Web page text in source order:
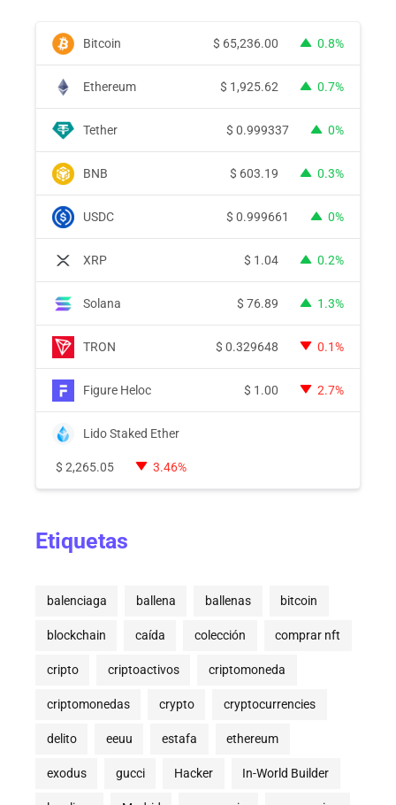
Bitcoin $ 65,236.00 0.8%
Ethereum $ 1,925.62 0.7%
Tether $ 0.999337 0%
BNB $ 603.19 0.3%
USDC $ 0.999661 0%
XRP $ 1.04 0.2%
Solana $ 76.89 1.3%
TRON $ 0.329648 0.1%
Figure Heloc $ 1.00 2.7%
Lido Staked Ether
$ 2,265.05 3.46%
Etiquetas
balenciaga ballena ballenas bitcoin
blockchain caída colección comprar nft
cripto criptoactivos criptomoneda
criptomonedas crypto cryptocurrencies
delito eeuu estafa ethereum
exodus gucci Hacker In-World Builder